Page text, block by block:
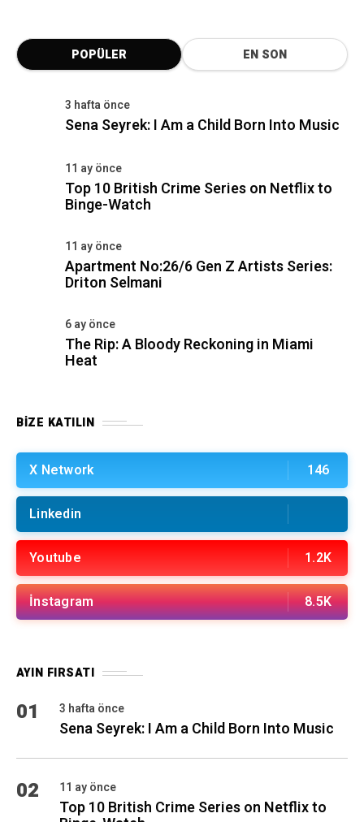
POPÜLER EN SON
3 hafta önce
Sena Seyrek: I Am a Child Born Into Music
11 ay önce
Top 10 British Crime Series on Netflix to
Binge-Watch
11 ay önce
Apartment No:26/6 Gen Z Artists Series:
Driton Selmani
6 ay önce
The Rip: A Bloody Reckoning in Miami
Heat
BIZE KATILIN
X Network 146
Linkedin
Youtube 1.2K
İnstagram 8.5K
AYIN FIRSATI
01 3 hafta önce
Sena Seyrek: I Am a Child Born Into Music
02 11 ay önce
Top 10 British Crime Series on Netflix to